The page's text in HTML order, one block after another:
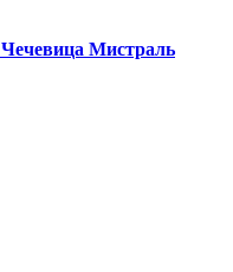
Чечевица Мистраль